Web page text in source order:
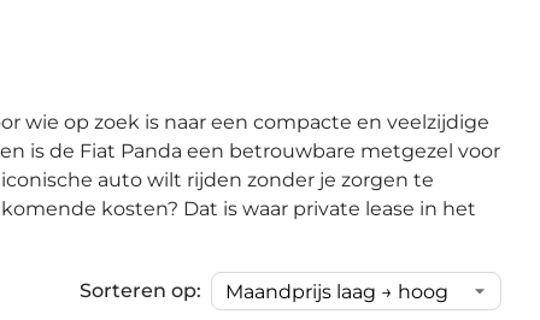
wie op zoek is naar een compacte en veelzijdige
is de Fiat Panda een betrouwbare metgezel voor
auto wilt rijden zonder je zorgen te
kosten? Dat is waar private lease in het
Sorteren op: